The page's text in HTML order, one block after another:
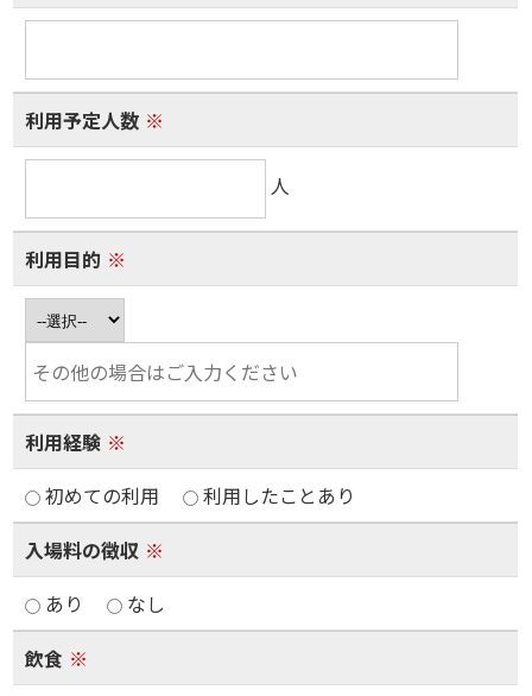
利用予定人数 ※
人
利用目的 ※
利用経験 ※
初めての利用
利用したことあり
入場料の徴収 ※
あり
なし
飲食 ※